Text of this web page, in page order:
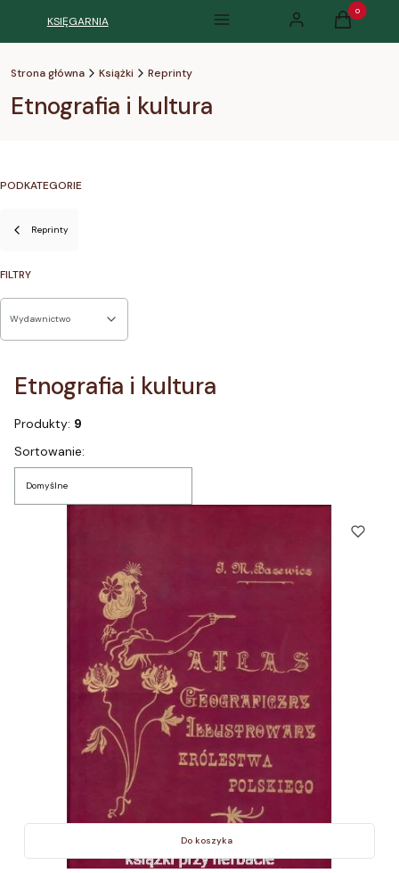
KSIĘGARNIA Menu Zaloguj się Produkty w
Koszyk
Strona główna Książki Reprinty
Etnografia i kultura
PODKATEGORIE
Reprinty
FILTRY
Wydawnictwo
Etnografia i kultura
Produkty: 9
Lista produktów
Sortowanie:
Domyślne
Do koszyka